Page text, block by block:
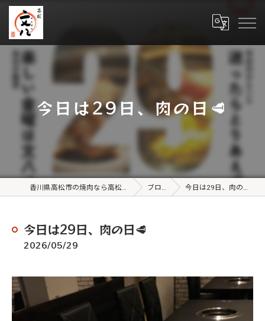
今日は29日、肉の日🥩
香川県高松市の焼肉なら高松文八 ブログ 今日は29日、肉の日🥩
今日は29日、肉の日🥩
2026/05/29